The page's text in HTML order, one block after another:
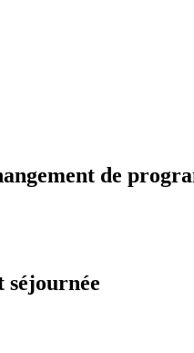
de
séjournée